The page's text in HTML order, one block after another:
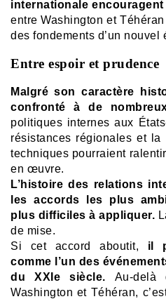
internationale
entre Washington et
des fondements d’un
Entre espoir et prudence
Malgré son caractère
confronté à de
politiques internes aux
résistances régionales et
techniques pourraient
en œuvre.
L’histoire des relations
les accords les plus
plus difficiles à appliquer.
de mise.
Si cet accord aboutit, il
comme l’un des
du XXIe siècle. Au-delà
Washington et Téhéran,